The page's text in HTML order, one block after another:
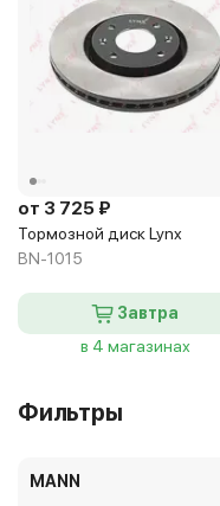
от 3 725 ₽
Тормозной диск Lynx
BN-1015
Завтра
в 4 магазинах
Фильтры
MANN